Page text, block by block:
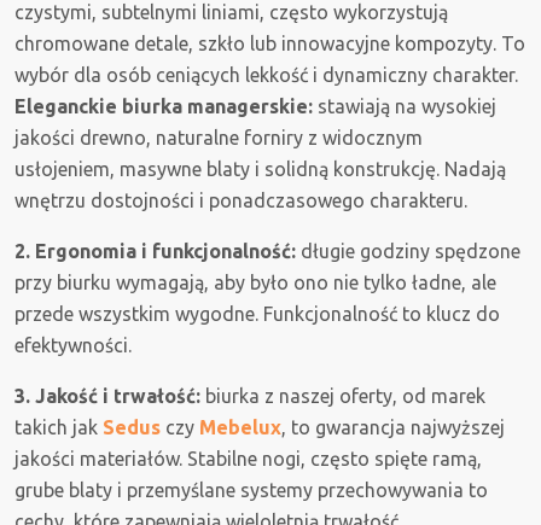
czystymi, subtelnymi liniami, często wykorzystują
chromowane detale, szkło lub innowacyjne kompozyty. To
wybór dla osób ceniących lekkość i dynamiczny charakter.
Eleganckie biurka managerskie: stawiają na wysokiej
jakości drewno, naturalne forniry z widocznym
usłojeniem, masywne blaty i solidną konstrukcję. Nadają
wnętrzu dostojności i ponadczasowego charakteru.
2. Ergonomia i funkcjonalność: długie godziny spędzone
przy biurku wymagają, aby było ono nie tylko ładne, ale
przede wszystkim wygodne. Funkcjonalność to klucz do
efektywności.
3. Jakość i trwałość: biurka z naszej oferty, od marek
takich jak Sedus czy Mebelux, to gwarancja najwyższej
jakości materiałów. Stabilne nogi, często spięte ramą,
grube blaty i przemyślane systemy przechowywania to